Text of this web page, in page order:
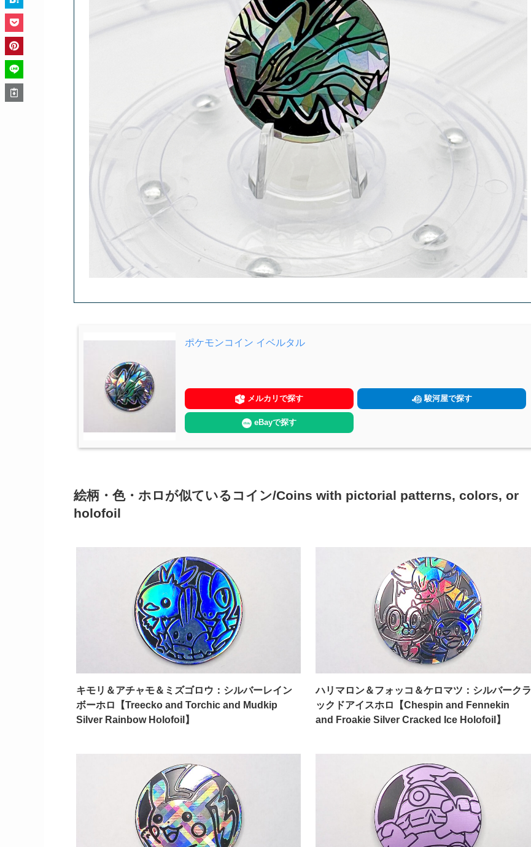
ポケモンコイン イベルタル
メルカリで探す 駿河屋で探す
eBayで探す
絵柄・色・ホロが似ているコイン/Coins with pictorial patterns, colors, or
holofoil
キモリ＆アチャモ＆ミズゴロウ：シルバーレイン
ボーホロ【Treecko and Torchic and Mudkip
Silver Rainbow Holofoil】
ハリマロン＆フォッコ＆ケロマツ：シルバークラ
ックドアイスホロ【Chespin and Fennekin
and Froakie Silver Cracked Ice Holofoil】